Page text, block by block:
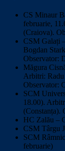
CS Minaur
februarie,
(Craiova).
CSM Galați
Bogdan
Observator:
Măgura
Arbitri: Radu
Observator:
SCM
18.00).
(Constanța).
HC Zalău –
CSM Târgu
SCM
februarie)